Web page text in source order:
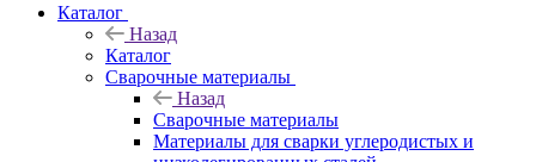
Каталог
Назад
Каталог
Сварочные материалы
Назад
Сварочные материалы
Материалы для сварки углеродистых и